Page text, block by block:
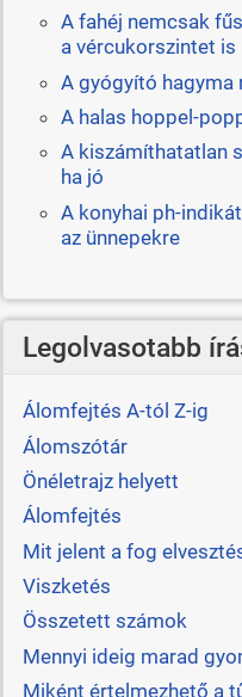
A fahéj nemcsak
a vércukorszintet is
A gyógyító hagyma
A halas hoppel-
A kiszámíthatatlan
ha jó
A konyhai ph-
az ünnepekre
Legolvasotabb
Álomfejtés A-tól Z-ig
Álomszótár
Önéletrajz helyett
Álomfejtés
Mit jelent a fog
Viszketés
Összetett számok
Mennyi ideig marad
Miként értelmezhető a